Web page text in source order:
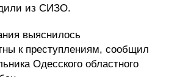
из СИЗО.
выяснилось
к преступлениям, сообщил
Одесского областного